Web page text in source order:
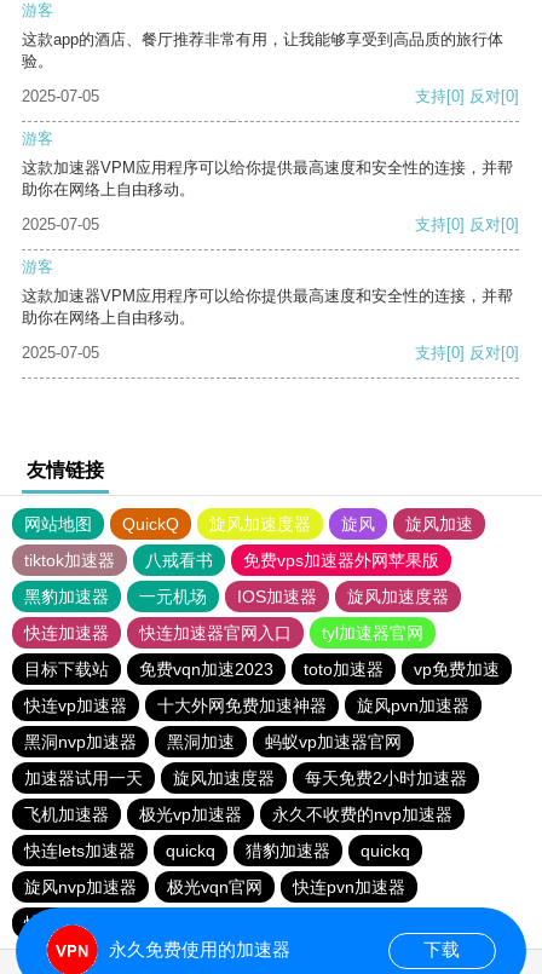
游客
这款app的酒店、餐厅推荐非常有用，让我能够享受到高品质的旅行体
验。
2025-07-05
支持[0] 反对[0]
游客
这款加速器VPM应用程序可以给你提供最高速度和安全性的连接，并帮
助你在网络上自由移动。
2025-07-05
支持[0] 反对[0]
游客
这款加速器VPM应用程序可以给你提供最高速度和安全性的连接，并帮
助你在网络上自由移动。
2025-07-05
支持[0] 反对[0]
友情链接
网站地图 QuickQ 旋风加速度器 旋风
旋风加速
tiktok加速器
八戒看书
免费vps加速器外网苹果版
黑豹加速器
一元机场 IOS加速器
旋风加速度器
快连加速器
快连加速器官网入口
tyl加速器官网
目标下载站
免费vqn加速2023 toto加速器
vp免费加速
快连vp加速器
十大外网免费加速神器
旋风pvn加速器
黑洞nvp加速器
黑洞加速
蚂蚁vp加速器官网
加速器试用一天
旋风加速度器
每天免费2小时加速器
飞机加速器
极光vp加速器
永久不收费的nvp加速器
快连lets加速器
quickq 猎豹加速器
quickq
旋风nvp加速器
极光vqn官网
快连pvn加速器
快橙加速器
永久免费使用的加速器 下载